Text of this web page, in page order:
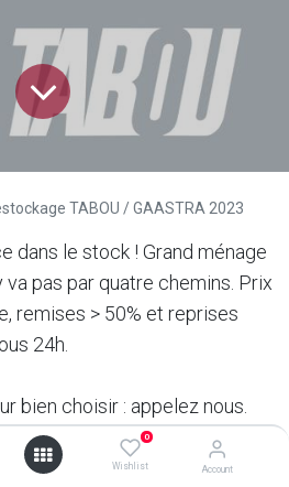
0
Wishlist Account
TABOU / GAASTRA 2023
dans le stock ! Grand ménage
pas par quatre chemins. Prix
remises > 50% et reprises
24h.
bien choisir : appelez nous.
des